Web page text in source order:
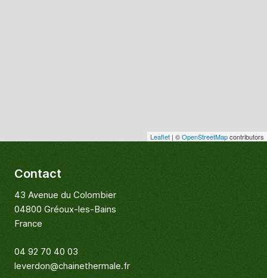
Leaflet | ©OpenStreetMapcontributors
Contact
43 Avenue du Colombier
04800 Gréoux-les-Bains
France
04 92 70 40 03
leverdon@chainethermale.fr